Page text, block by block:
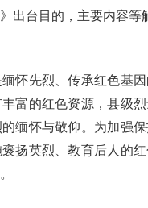
出台目的，主要内容等
先烈、传承红色基因
富的红色资源，县级
缅怀与敬仰。为加强
扬英烈、教育后人的红